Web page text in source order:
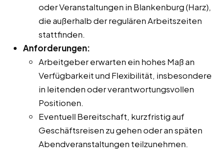
oder Veranstaltungen in Blankenburg (Harz),
die außerhalb der regulären Arbeitszeiten
stattfinden.
Anforderungen:
Arbeitgeber erwarten ein hohes Maß an
Verfügbarkeit und Flexibilität, insbesondere
in leitenden oder verantwortungsvollen
Positionen.
Eventuell Bereitschaft, kurzfristig auf
Geschäftsreisen zu gehen oder an späten
Abendveranstaltungen teilzunehmen.